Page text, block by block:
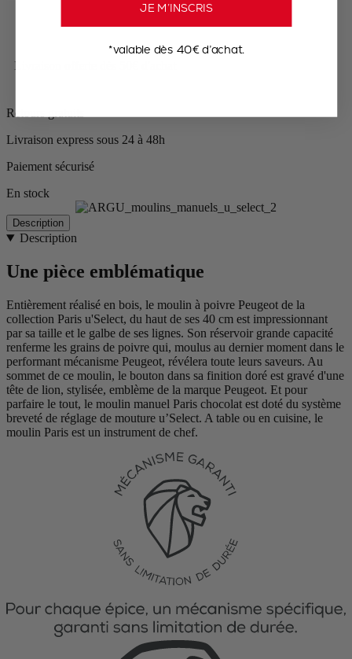
Livraison offerte dès 50€ d'achat
Retours gratuits
Livraison express sous 24 à 48h
Paiement sécurisé
En stock
Description
Description
Une pièce emblématique
Entièrement réalisé en bois, le moulin à poivre Peugeot de la
collection Paris u'Select, du haut de ses 40 cm est impressionnant
par sa taille et le galbe de ses lignes. Son réservoir grande capacité
renferme les grains de poivre qui, moulus au dernier moment dans le
performant mécanisme Peugeot, révélera toute leurs saveurs. Au
sommet de ce moulin, le bouton dans sa finition doré est gravé d'une
tête de lion, stylisée, emblème de la marque Peugeot. Et pour
parfaire le tout, le moulin manuel Paris chocolat est doté du système
breveté de réglage de mouture u’Select. A table ou en cuisine, le
moulin Paris est un instrument de chef.
JE M’INSCRIS
*valable dès 40€ d’achat.